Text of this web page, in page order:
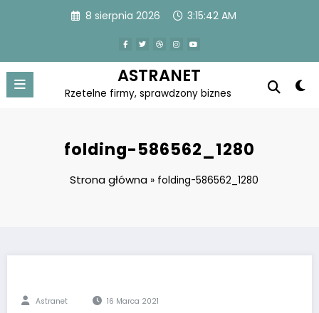
8 sierpnia 2026 3:15:42 AM
ASTRANET
Rzetelne firmy, sprawdzony biznes
folding-586562_1280
Strona główna » folding-586562_1280
Astranet 16 Marca 2021